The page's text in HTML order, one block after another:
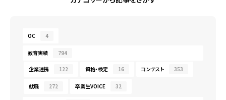
OC 4
教育実績 794
企業連携 122 資格・検定 16 コンテスト 353
就職 272 卒業生VOICE 32